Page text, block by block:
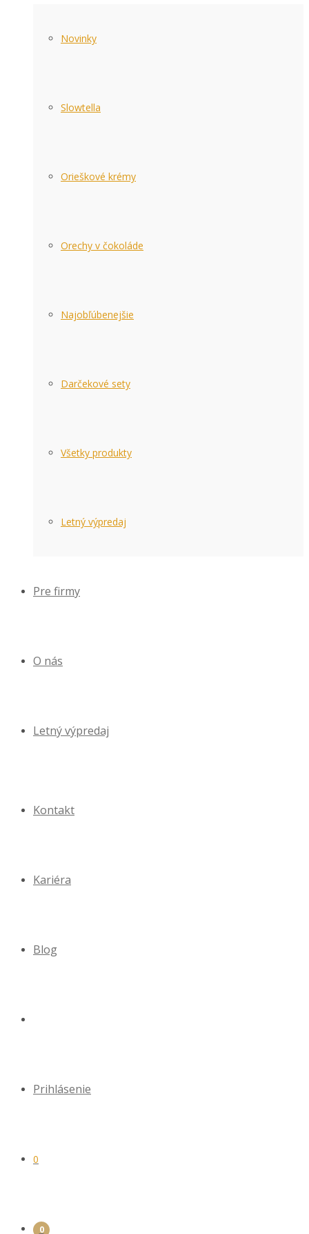
Novinky
Slowtella
Orieškové krémy
Orechy v čokoláde
Najobľúbenejšie
Darčekové sety
Všetky produkty
Letný výpredaj
Pre firmy
O nás
Letný výpredaj
Kontakt
Kariéra
Blog
Prihlásenie
0
0